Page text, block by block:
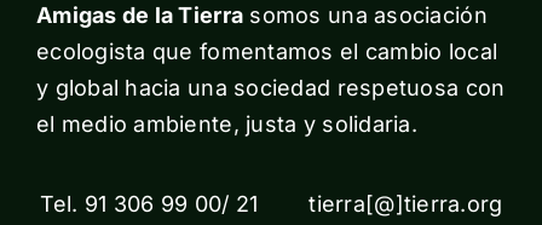
Amigas de la Tierra somos una asociación
ecologista que fomentamos el cambio local
y global hacia una sociedad respetuosa con
el medio ambiente, justa y solidaria.
Tel. 91 306 99 00/ 21 tierra[@]tierra.org